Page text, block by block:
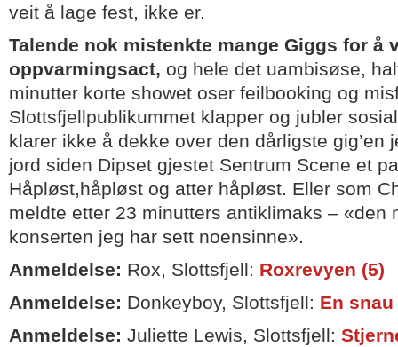
veit å lage fest, ikke er.
Talende nok mistenkte mange Giggs for å
oppvarmingsact, og hele det uambisøse,
minutter korte showet oser feilbooking og
Slottsfjellpublikummet klapper og jubler
klarer ikke å dekke over den dårligste gig’en
jord siden Dipset gjestet Sentrum Scene et
Håpløst,håpløst og atter håpløst. Eller som
meldte etter 23 minutters antiklimaks – «den
konserten jeg har sett noensinne».
Anmeldelse: Rox, Slottsfjell: Roxrevyen (5)
Anmeldelse: Donkeyboy, Slottsfjell: En
Anmeldelse: Juliette Lewis, Slottsfjell: